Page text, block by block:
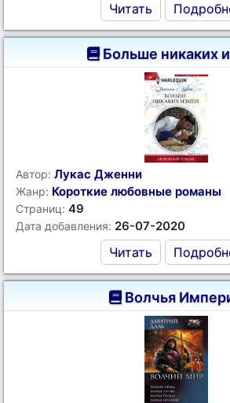
Читать
Больше никаких
Автор: Лукас Дженни
Жанр: Короткие любовные романы
Страниц: 49
Дата добавления: 26-07-2020
Читать
Волчья